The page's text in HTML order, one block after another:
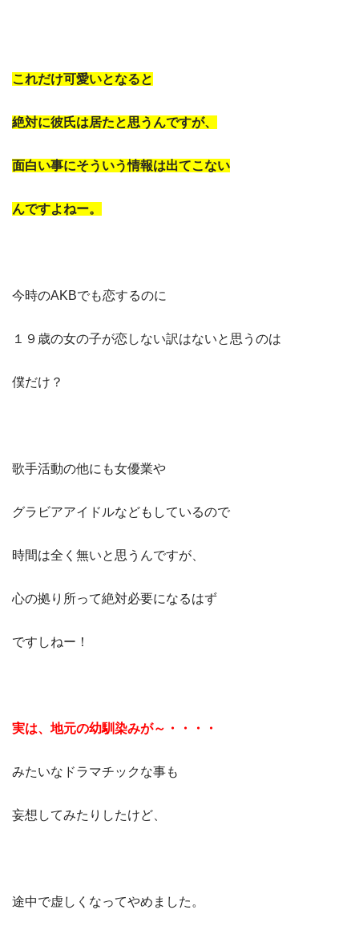
これだけ可愛いとなると
絶対に彼氏は居たと思うんですが、
面白い事にそういう情報は出てこない
んですよねー。
今時のAKBでも恋するのに
１９歳の女の子が恋しない訳はないと思うのは
僕だけ？
歌手活動の他にも女優業や
グラビアアイドルなどもしているので
時間は全く無いと思うんですが、
心の拠り所って絶対必要になるはず
ですしねー！
実は、地元の幼馴染みが～・・・・
みたいなドラマチックな事も
妄想してみたりしたけど、
途中で虚しくなってやめました。